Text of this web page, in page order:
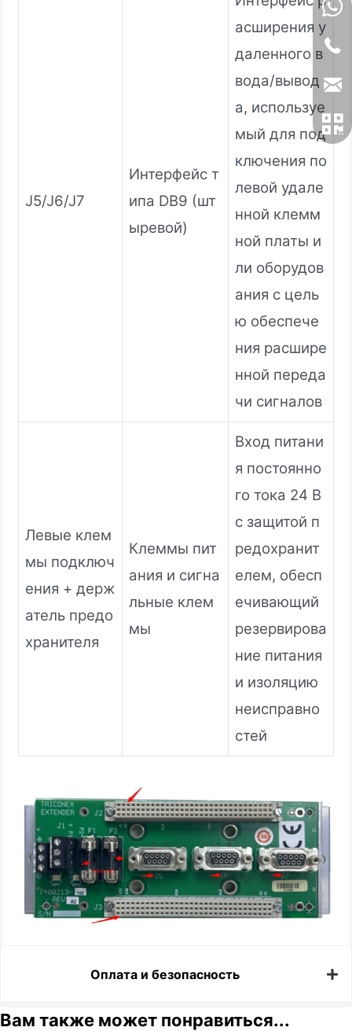
J5/J6/J7
Интерфейс т
ипа DB9 (шт
ыревой)
асширения у
даленного в
вода/вывод
а, используе
мый для под
ключения по
левой удале
нной клемм
ной платы и
ли оборудов
ания с цель
ю обеспече
ния расшире
нной переда
чи сигналов
Левые клем
мы подключ
ения + держ
атель предо
хранителя
Клеммы пит
ания и сигна
льные клем
мы
Вход питани
я постоянно
го тока 24 В
с защитой п
редохранит
елем, обесп
ечивающий
резервирова
ние питания
и изоляцию
неисправно
стей
Оплата и безопасность
Вам также может понравиться...